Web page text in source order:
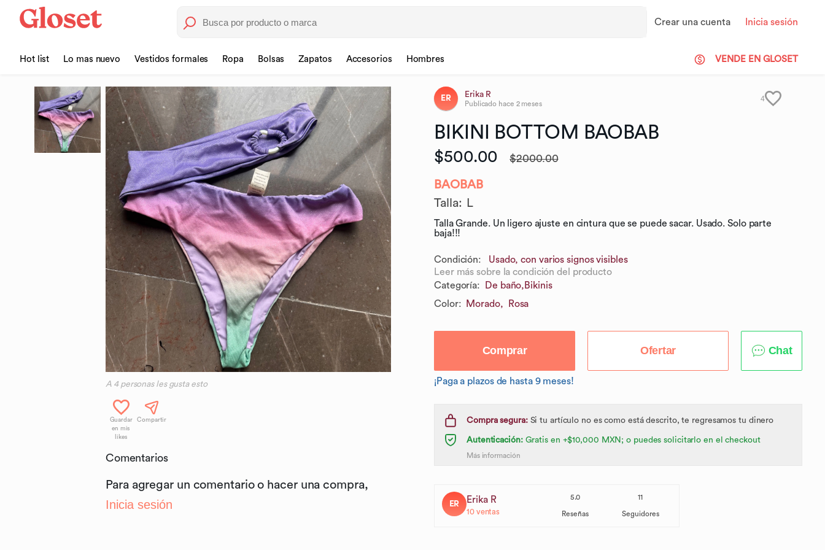
Crear una cuenta Inicia sesión
Hot list Lo mas nuevo Vestidos formales Ropa Bolsas Zapatos Accesorios Hombres VENDE EN GLOSET
A 4personas les gusta esto
Guardar
en mis
likes
Compartir
Comentarios
Para agregar un comentario o hacer una compra,
Inicia sesión
ER Erika R
Publicado hace 2 meses
4
BIKINI BOTTOM BAOBAB
$500.00 $2000.00
BAOBAB
Talla: L
Talla Grande. Un ligero ajuste en cintura que se puede sacar. Usado. Solo parte
baja!!!
Condición:
Usado, con varios signos visibles
Leer más sobre la condición del producto
Categoría: De baño, Bikinis
Color: Morado, Rosa
Comprar Ofertar Chat
¡Paga a plazos de hasta 9 meses!
Compra segura:Si tu artículo no es como está descrito, te regresamos tu dinero
Autenticación:Gratis en +$10,000 MXN; o puedes solicitarlo en el checkout
Más información
ER Erika R
10ventas
5.0
Reseñas
11
Seguidores